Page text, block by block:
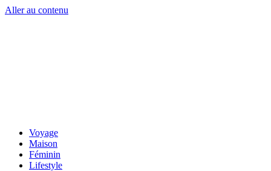
Aller au contenu
Voyage
Maison
Féminin
Lifestyle